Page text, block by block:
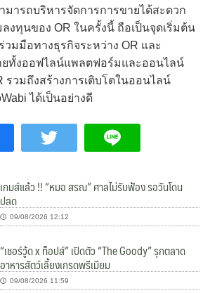
มารถบริหารจัดการการขายได้สะดวก
งทุนของ OR ในครั้งนี้ ถือเป็นจุดเริ่มต้น
มมือทางธุรกิจระหว่าง OR และ
ยทั้งออฟไลน์แพลตฟอร์มและออนไลน์
รวมถึงสร้างการเติบโตในออนไลน์
ได้เป็นอย่างดี
เกมส์แล้ว !! “หมอ สรณ” ศาลไม่รับฟ้อง รอวันโดน
ปลด
09/08/2026 12:12
“เชอร์วู้ด x ท็อปส์” เปิดตัว “The Goody” รุกตลาด
อาหารสัตว์เลี้ยงเกรดพรีเมียม
09/08/2026 11:59